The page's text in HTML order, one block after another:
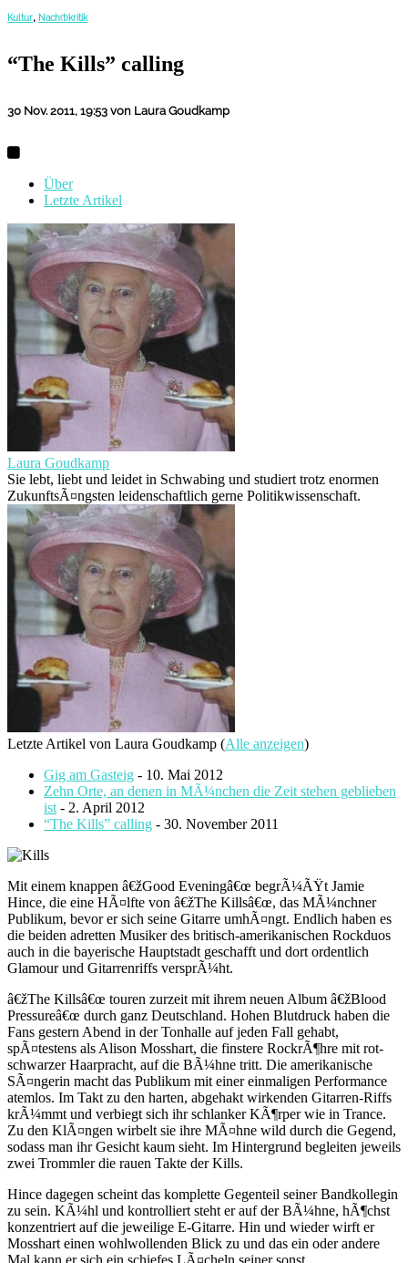
Kultur, Nach(t)kritik
“The Kills” calling
30 Nov. 2011, 19:53 von Laura Goudkamp
Über
Letzte Artikel
Laura Goudkamp
Sie lebt, liebt und leidet in Schwabing und studiert trotz enormen
ZukunftsÃ¤ngsten leidenschaftlich gerne Politikwissenschaft.
Letzte Artikel von Laura Goudkamp (Alle anzeigen)
Gig am Gasteig - 10. Mai 2012
Zehn Orte, an denen in MÃ¼nchen die Zeit stehen geblieben
ist - 2. April 2012
“The Kills” calling - 30. November 2011
Mit einem knappen â€žGood Eveningâ€œ begrÃ¼ÃŸt Jamie
Hince, die eine HÃ¤lfte von â€žThe Killsâ€œ, das MÃ¼nchner
Publikum, bevor er sich seine Gitarre umhÃ¤ngt. Endlich haben es
die beiden adretten Musiker des britisch-amerikanischen Rockduos
auch in die bayerische Hauptstadt geschafft und dort ordentlich
Glamour und Gitarrenriffs versprÃ¼ht.
â€žThe Killsâ€œ touren zurzeit mit ihrem neuen Album â€žBlood
Pressureâ€œ durch ganz Deutschland. Hohen Blutdruck haben die
Fans gestern Abend in der Tonhalle auf jeden Fall gehabt,
spÃ¤testens als Alison Mosshart, die finstere RockrÃ¶hre mit rot-
schwarzer Haarpracht, auf die BÃ¼hne tritt. Die amerikanische
SÃ¤ngerin macht das Publikum mit einer einmaligen Performance
atemlos. Im Takt zu den harten, abgehakt wirkenden Gitarren-Riffs
krÃ¼mmt und verbiegt sich ihr schlanker KÃ¶rper wie in Trance.
Zu den KlÃ¤ngen wirbelt sie ihre MÃ¤hne wild durch die Gegend,
sodass man ihr Gesicht kaum sieht. Im Hintergrund begleiten jeweils
zwei Trommler die rauen Takte der Kills.
Hince dagegen scheint das komplette Gegenteil seiner Bandkollegin
zu sein. KÃ¼hl und kontrolliert steht er auf der BÃ¼hne, hÃ¶chst
konzentriert auf die jeweilige E-Gitarre. Hin und wieder wirft er
Mosshart einen wohlwollenden Blick zu und das ein oder andere